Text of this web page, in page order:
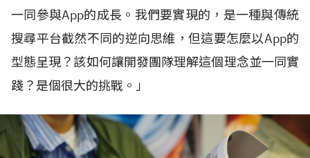
一同參與App的成長。我們要實現的，是一種與傳統
搜尋平台截然不同的逆向思維，但這要怎麼以App的
型態呈現？該如何讓開發團隊理解這個理念並一同實
踐？是個很大的挑戰。」